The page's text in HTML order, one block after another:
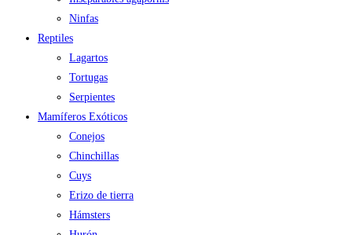
Ninfas
Reptiles
Lagartos
Tortugas
Serpientes
Mamíferos Exóticos
Conejos
Chinchillas
Cuys
Erizo de tierra
Hámsters